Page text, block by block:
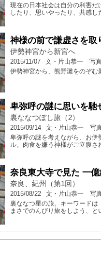
現在の日本社会は自分の利害
したり、思いやったり、共感し
神様の前で謙虚さを
伊勢神宮から新宮へ
2015/11/07
文・片山恭一 写
伊勢神宮から、熊野灘をのぞむ
卑弥呼の謎に思いを
裏ななつぼし旅（2）
2015/09/14
文・片山恭一 写
卑弥呼の謎を考えながら、お
ル。肉食を嫌う神様がご立腹
奈良東大寺で見た 一
奈良、紀州（第1回）
2015/08/22
文・片山恭一 写
裏ななつ星の旅。キーワード
まさでのんびり旅をしよう、と